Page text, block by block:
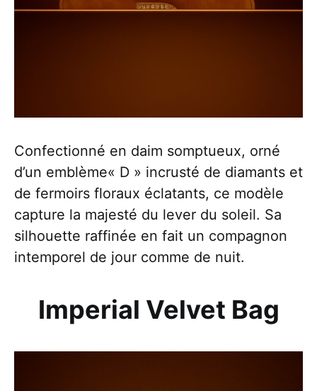
Confectionné en daim somptueux, orné
d’un emblème« D » incrusté de diamants et
de fermoirs floraux éclatants, ce modèle
capture la majesté du lever du soleil. Sa
silhouette raffinée en fait un compagnon
intemporel de jour comme de nuit.
Imperial Velvet Bag